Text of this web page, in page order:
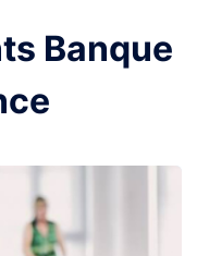
Banque